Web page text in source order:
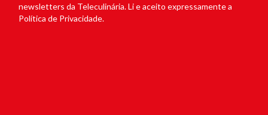
newsletters da Teleculinária. Li e aceito expressamente a
Política de Privacidade.